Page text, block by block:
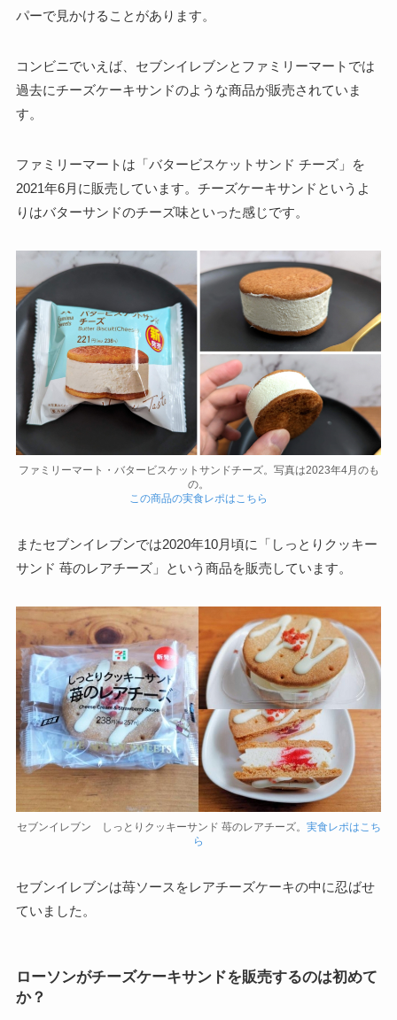
パーで見かけることがあります。
コンビニでいえば、セブンイレブンとファミリーマートでは
過去にチーズケーキサンドのような商品が販売されていま
す。
ファミリーマートは「バタービスケットサンド チーズ」を
2021年6月に販売しています。チーズケーキサンドというよ
りはバターサンドのチーズ味といった感じです。
ファミリーマート・バタービスケットサンドチーズ。写真は2023年4月のも
の。
この商品の実食レポはこちら
またセブンイレブンでは2020年10月頃に「しっとりクッキー
サンド 苺のレアチーズ」という商品を販売しています。
セブンイレブン しっとりクッキーサンド 苺のレアチーズ。 実食レポはこち
ら
セブンイレブンは苺ソースをレアチーズケーキの中に忍ばせ
ていました。
ローソンがチーズケーキサンドを販売するのは初めて
か？